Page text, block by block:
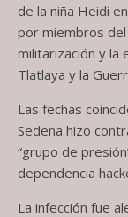
de la niña Heidi
por miembros del
militarización y la
Tlatlaya y la
Las fechas
Sedena hizo
“grupo de
dependencia
La infección fue